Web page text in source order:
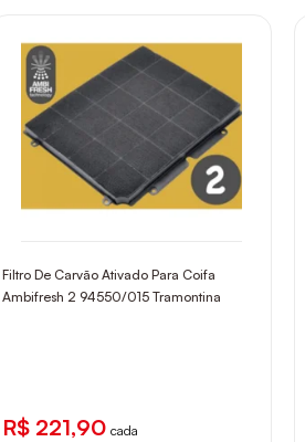
Filtro De Carvão Ativado Para Coifa
Ambifresh 2 94550/015 Tramontina
R$ 221,90 cada